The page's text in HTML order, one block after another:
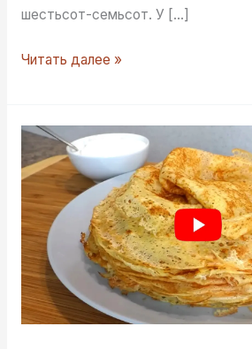
шестьсот-семьсот. У […]
Шашлык
шеи,
особо
замаринованный
Читать далее »